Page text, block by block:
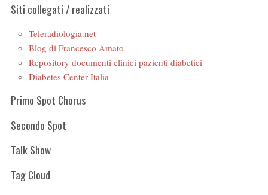
Siti collegati / realizzati
Teleradiologia.net
Blog di Francesco Amato
Repository documenti clinici pazienti diabetici
Diabetes Center Italia
Primo Spot Chorus
Secondo Spot
Talk Show
Tag Cloud